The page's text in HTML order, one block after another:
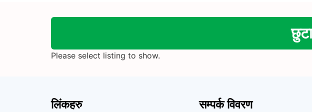
Please select listing to show.
लिंकहरु सम्पर्क विवरण